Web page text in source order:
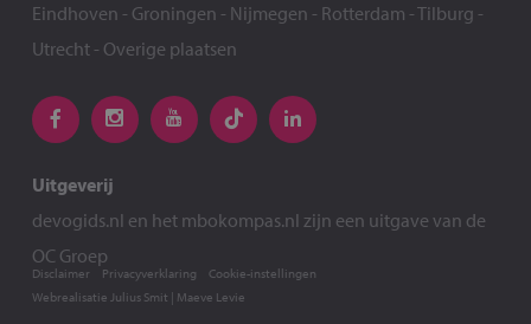
Eindhoven - Groningen - Nijmegen - Rotterdam -Tilburg -
Utrecht- Overige plaatsen
Uitgeverij
devogids.nl en het mbokompas.nl zijn een uitgave van de
OC Groep
Webrealisatie Julius Smit | Maeve Levie
Disclaimer Privacyverklaring Cookie-instellingen